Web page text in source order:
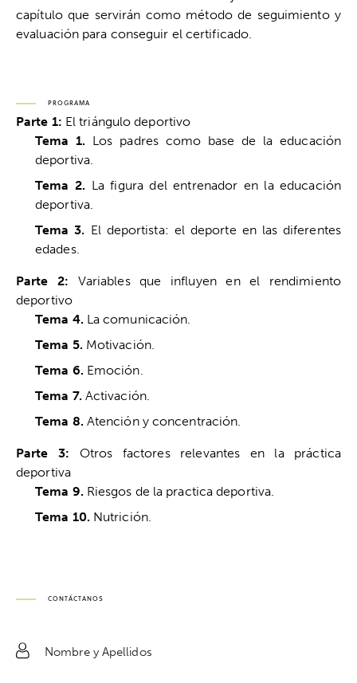
capítulo que servirán como método de seguimiento y
evaluación para conseguir el certificado.
PROGRAMA
Parte 1: El triángulo deportivo
Tema 1. Los padres como base de la educación
deportiva.
Tema 2. La figura del entrenador en la educación
deportiva.
Tema 3. El deportista: el deporte en las diferentes
edades.
Parte 2: Variables que influyen en el rendimiento
deportivo
Tema 4. La comunicación.
Tema 5. Motivación.
Tema 6. Emoción.
Tema 7. Activación.
Tema 8. Atención y concentración.
Parte 3: Otros factores relevantes en la práctica
deportiva
Tema 9. Riesgos de la practica deportiva.
Tema 10. Nutrición.
CONTÁCTANOS